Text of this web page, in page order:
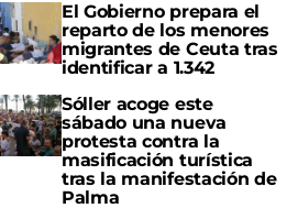
El Gobierno prepara el
reparto de los menores
migrantes de Ceuta tras
identificar a 1.342
Sóller acoge este
sábado una nueva
protesta contra la
masificación turística
tras la manifestación de
Palma